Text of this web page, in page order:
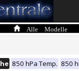
Alle Modelle
850 hPa Temp. 850